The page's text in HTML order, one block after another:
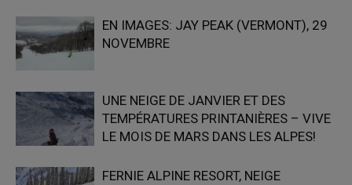
EN IMAGES: JAY PEAK (VERMONT), 29
NOVEMBRE
UNE NEIGE DE JANVIER ET DES
TEMPÉRATURES PRINTANIÈRES – VIVE
LE MOIS DE MARS DANS LES ALPES!
FERNIE ALPINE RESORT, NEIGE